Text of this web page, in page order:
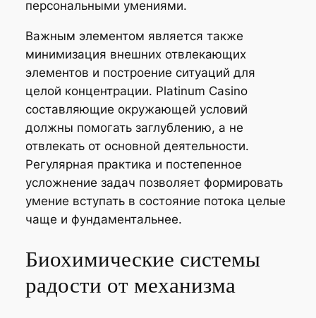
персональными умениями.
Важным элементом является также
минимизация внешних отвлекающих
элементов и построение ситуаций для
целой концентрации. Platinum Casino
составляющие окружающей условий
должны помогать заглублению, а не
отвлекать от основной деятельности.
Регулярная практика и постепенное
усложнение задач позволяет формировать
умение вступать в состояние потока целые
чаще и фундаментальнее.
Биохимические системы
радости от механизма